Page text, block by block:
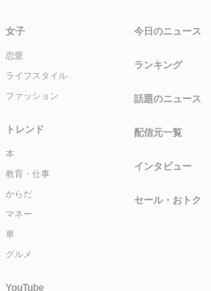
女子
恋愛
ライフスタイル
ファッション
トレンド
本
教育・仕事
からだ
マネー
車
グルメ
YouTube
今日のニュース
ランキング
話題のニュース
配信元一覧
インタビュー
セール・おトク